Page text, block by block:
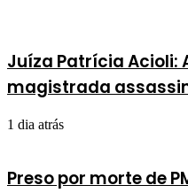
Juíza Patrícia Acioli:
magistrada
1 dia atrás
Preso por morte de